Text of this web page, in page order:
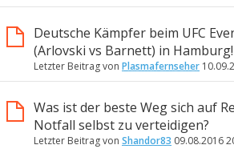
Deutsche Kämpfer beim UFC
(Arlovski vs Barnett) in Hamburg!
Letzter Beitrag von Plasmafernseher
Was ist der beste Weg sich auf
Notfall selbst zu verteidigen?
Letzter Beitrag von Shandor83 09.08.2016